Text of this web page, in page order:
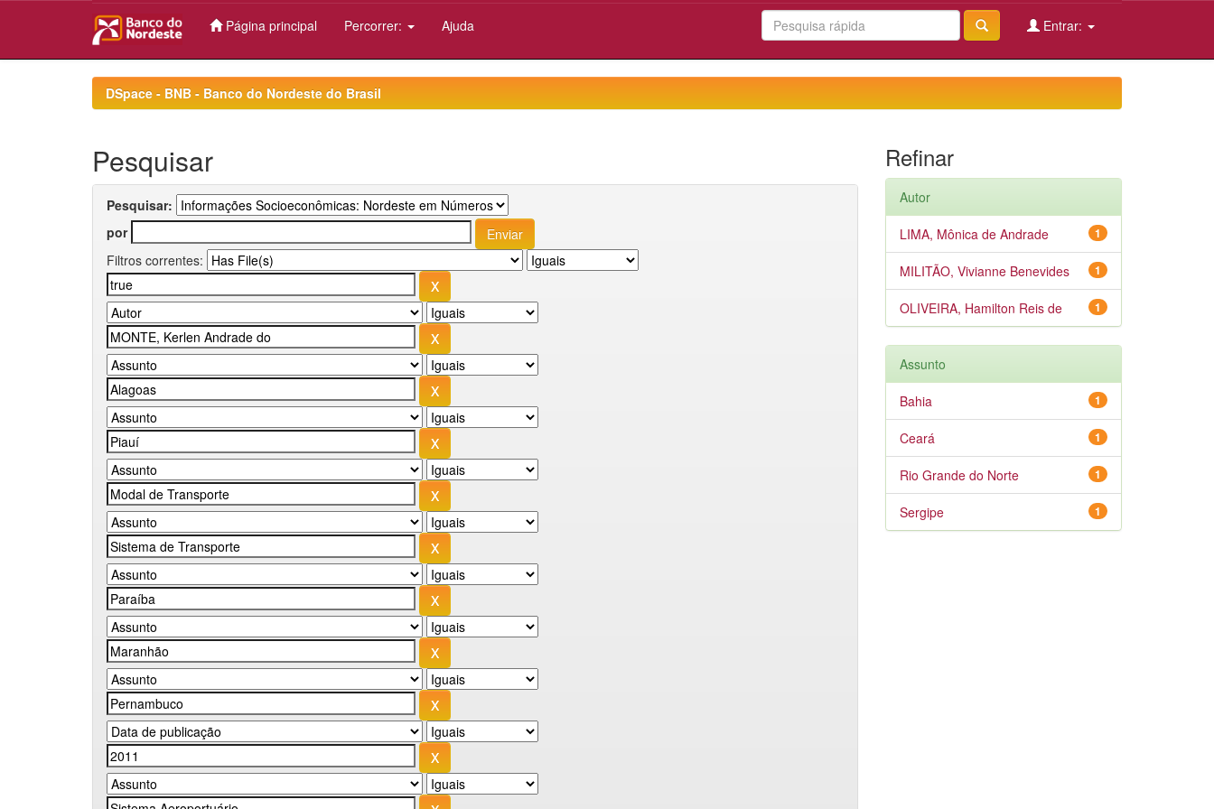
Página principal Percorrer: Ajuda Entrar:
DSpace - BNB - Banco do Nordeste do Brasil
Pesquisar
Pesquisar:
por
Filtros correntes:
Refinar
Autor
1
LIMA, Mônica de Andrade
1
MILITÃO, Vivianne Benevides
1
OLIVEIRA, Hamilton Reis de
Assunto
1
Bahia
1
Ceará
1
Rio Grande do Norte
1
Sergipe